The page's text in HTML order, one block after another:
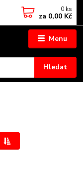
Menu
Hledat
0 ks
za 0,00 Kč